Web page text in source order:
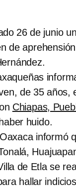
26 de junio
de
de 35 años,
Chiapas,
huido.
informó
de Etla se
hallar